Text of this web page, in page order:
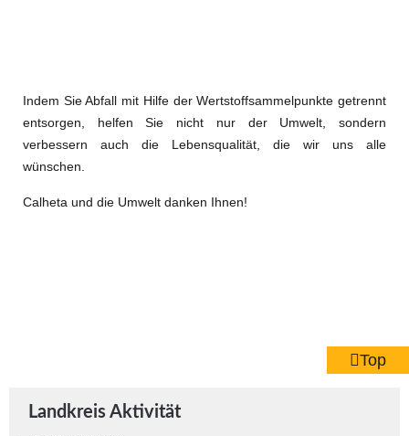
Indem Sie Abfall mit Hilfe der Wertstoffsammelpunkte getrennt
entsorgen, helfen Sie nicht nur der Umwelt, sondern
verbessern auch die Lebensqualität, die wir uns alle
wünschen.
Calheta und die Umwelt danken Ihnen!
Landkreis Aktivität
Top